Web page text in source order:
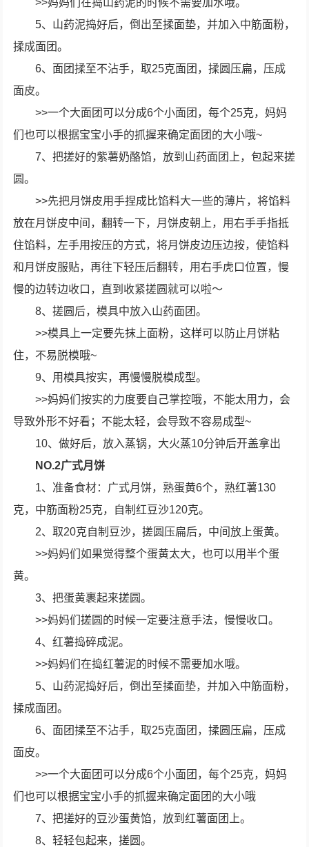
>>妈妈们在捣山药泥的时候不需要加水哦。
5、山药泥捣好后，倒出至揉面垫，并加入中筋面粉，
揉成面团。
6、面团揉至不沾手，取25克面团，揉圆压扁，压成
面皮。
>>一个大面团可以分成6个小面团，每个25克，妈妈
们也可以根据宝宝小手的抓握来确定面团的大小哦~
7、把搓好的紫薯奶酪馅，放到山药面团上，包起来搓
圆。
>>先把月饼皮用手捏成比馅料大一些的薄片，将馅料
放在月饼皮中间，翻转一下，月饼皮朝上，用右手手指抵
住馅料，左手用按压的方式，将月饼皮边压边按，使馅料
和月饼皮服贴，再往下轻压后翻转，用右手虎口位置，慢
慢的边转边收口，直到收紧搓圆就可以啦～
8、搓圆后，模具中放入山药面团。
>>模具上一定要先抹上面粉，这样可以防止月饼粘
住，不易脱模哦~
9、用模具按实，再慢慢脱模成型。
>>妈妈们按实的力度要自己掌控哦，不能太用力，会
导致外形不好看；不能太轻，会导致不容易成型~
10、做好后，放入蒸锅，大火蒸10分钟后开盖拿出
NO.2广式月饼
1、准备食材：广式月饼，熟蛋黄6个，熟红薯130
克，中筋面粉25克，自制红豆沙120克。
2、取20克自制豆沙，搓圆压扁后，中间放上蛋黄。
>>妈妈们如果觉得整个蛋黄太大，也可以用半个蛋
黄。
3、把蛋黄裹起来搓圆。
>>妈妈们搓圆的时候一定要注意手法，慢慢收口。
4、红薯捣碎成泥。
>>妈妈们在捣红薯泥的时候不需要加水哦。
5、山药泥捣好后，倒出至揉面垫，并加入中筋面粉，
揉成面团。
6、面团揉至不沾手，取25克面团，揉圆压扁，压成
面皮。
>>一个大面团可以分成6个小面团，每个25克，妈妈
们也可以根据宝宝小手的抓握来确定面团的大小哦
7、把搓好的豆沙蛋黄馅，放到红薯面团上。
8、轻轻包起来，搓圆。